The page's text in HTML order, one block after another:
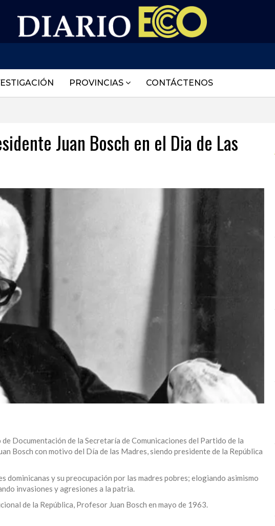
PROVINCIAS CONTÁCTENOS
Juan Bosch en el Dia de Las
Documentación de la Secretaría de Comunicaciones del Partido de la
Bosch con motivo del Día de las Madres, siendo presidente de la República
dominicanas y su preocupación por las madres pobres; elogiando asimismo
invasiones y agresiones a la patria.
de la República, Profesor Juan Bosch en mayo de 1963.